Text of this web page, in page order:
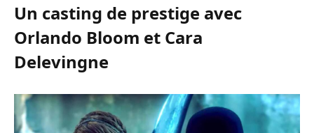
Un casting de prestige avec
Orlando Bloom et Cara
Delevingne